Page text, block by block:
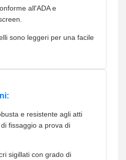
all'ADA e
sono leggeri per una facile
e resistente agli atti
fissaggio a prova di
sigillati con grado di